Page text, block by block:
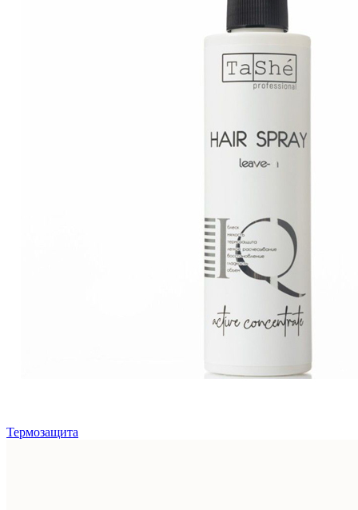
Термозащита